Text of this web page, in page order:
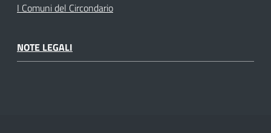
I Comuni del Circondario
NOTE LEGALI